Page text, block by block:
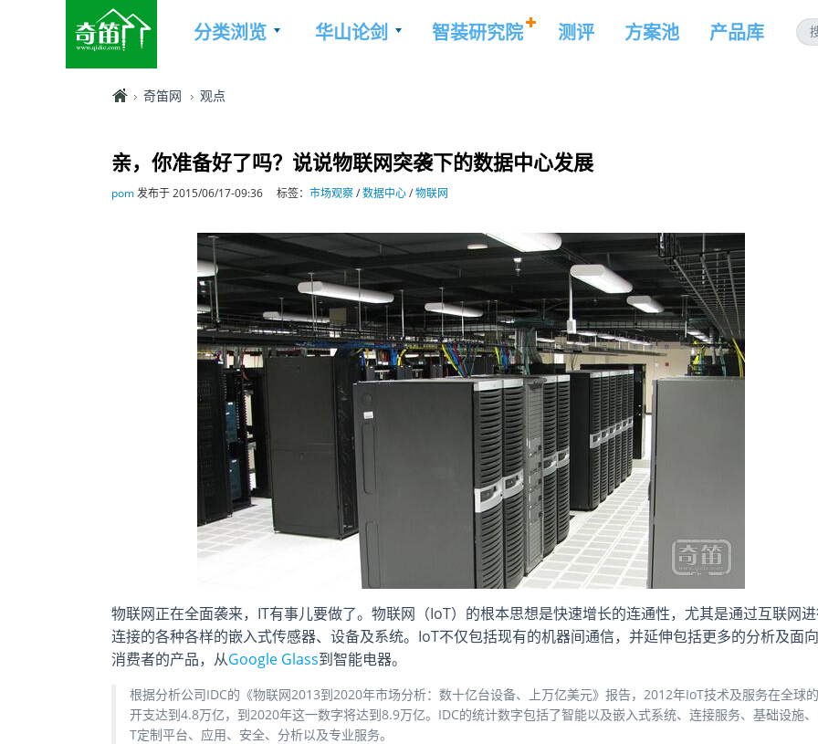
分类浏览 华山论剑 智装研究院 测评 方案池 产品库
奇笛网 观点
亲，你准备好了吗？说说物联网突袭下的数据中心发展
pom发布于 2015/06/17-09:36 标签： 市场观察/数据中心/物联网
物联网正在全面袭来，IT有事儿要做了。物联网（IoT）的根本思想是快速增长的连通性，尤其是通过互联网
连接的各种各样的嵌入式传感器、设备及系统。IoT不仅包括现有的机器间通信，并延伸包括更多的分析及面向
消费者的产品，从Google Glass到智能电器。
根据分析公司IDC的《物联网2013到2020年市场分析：数十亿台设备、上万亿美元》报告，2012年IoT技术及服务在全球的
开支达到4.8万亿，到2020年这一数字将达到8.9万亿。IDC的统计数字包括了智能以及嵌入式系统、连接服务、基础设施
T定制平台、应用、安全、分析以及专业服务。